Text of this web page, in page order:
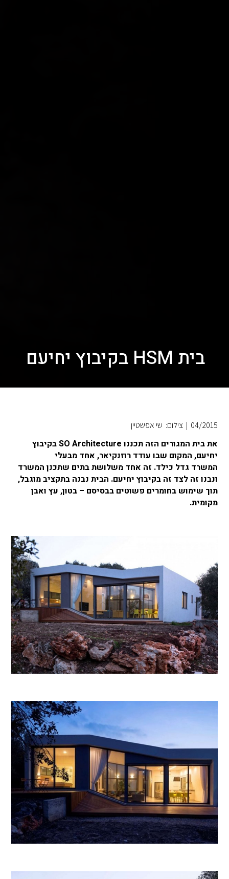
בית HSM בקיבוץ יחיעם
04/2015
| צילום: שי אפשטיין
את בית המגורים הזה תכננו SO Architecture בקיבוץ
יחיעם, המקום שבו עודד רוזנקיאר, אחד מבעלי
המשרד גדל כילד. זה אחד משלושת בתים שתכנן המשרד
ונבנו זה לצד זה בקיבוץ יחיעם. הבית נבנה בתקציב מוגבל,
תוך שימוש בחומרים פשוטים בבסיסם – בטון, עץ ואבן
מקומית.